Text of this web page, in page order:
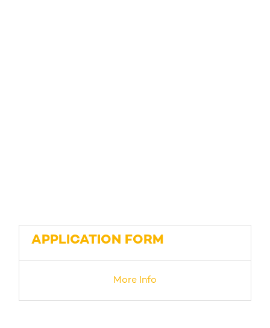
APPLICATION FORM
More Info